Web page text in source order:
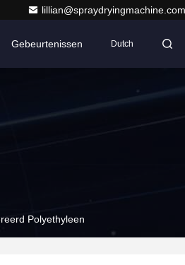
lillian@spraydryingmachine.com
Gebeurtenissen Dutch
Polyethyleen